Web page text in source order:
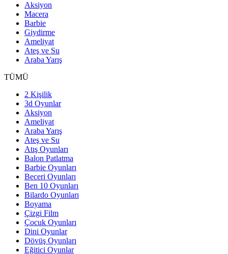
Aksiyon
Macera
Barbie
Giydirme
Ameliyat
Ateş ve Su
Araba Yarış
TÜMÜ
2 Kişilik
3d Oyunlar
Aksiyon
Ameliyat
Araba Yarış
Ateş ve Su
Atış Oyunları
Balon Patlatma
Barbie Oyunları
Beceri Oyunları
Ben 10 Oyunları
Bilardo Oyunları
Boyama
Çizgi Film
Çocuk Oyunları
Dini Oyunlar
Dövüş Oyunları
Eğitici Oyunlar